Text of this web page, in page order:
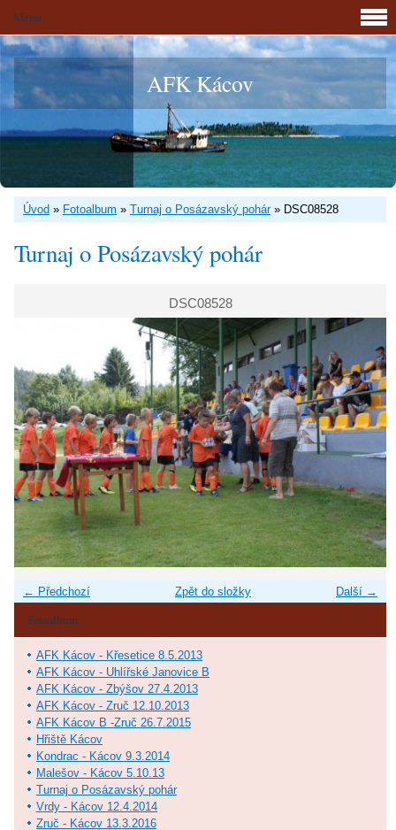
AFK Kácov
Úvod » Fotoalbum » Turnaj o Posázavský pohár» DSC08528
Turnaj o Posázavský pohár
DSC08528
← Předchozí Další →
Zpět do složky
Menu
Fotoalbum
AFK Kácov - Křesetice 8.5.2013
AFK Kácov - Uhlířské Janovice B
AFK Kácov - Zbýšov 27.4.2013
AFK Kácov - Zruč 12.10.2013
AFK Kácov B -Zruč 26.7.2015
Hřiště Kácov
Kondrac - Kácov 9.3.2014
Malešov - Kácov 5.10.13
Turnaj o Posázavský pohár
Vrdy - Kácov 12.4.2014
Zruč - Kácov 13.3.2016